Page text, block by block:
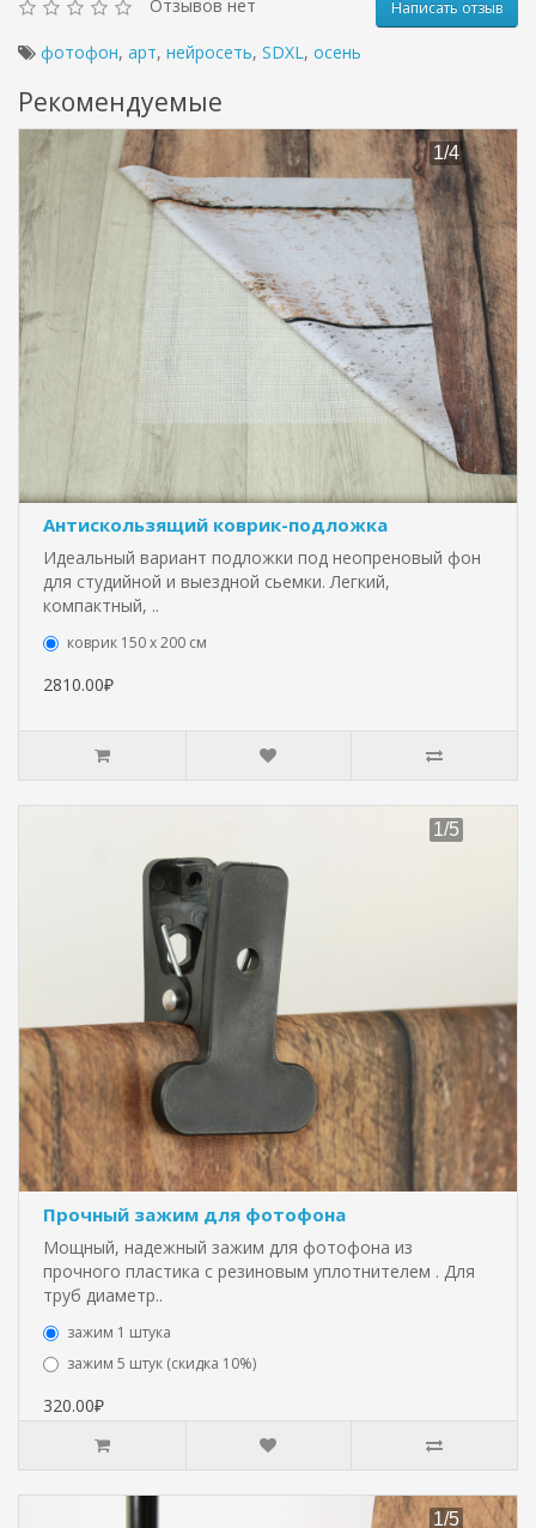
Отзывов нет Написать отзыв
фотофон, арт, нейросеть, SDXL, осень
Рекомендуемые
Антискользящий коврик-подложка
Идеальный вариант подложки под неопреновый фон
для студийной и выездной сьемки. Легкий,
компактный, ..
коврик 150 х 200 см
2810.00₽
Прочный зажим для фотофона
Мощный, надежный зажим для фотофона из
прочного пластика с резиновым уплотнителем . Для
труб диаметр..
зажим 1 штука
зажим 5 штук (скидка 10%)
320.00₽